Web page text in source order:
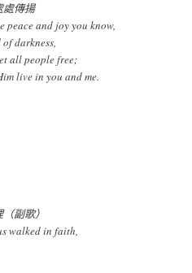
傳揚
and joy you know,
darkness,
people free;
live in you and me.
副歌）
walked in faith,